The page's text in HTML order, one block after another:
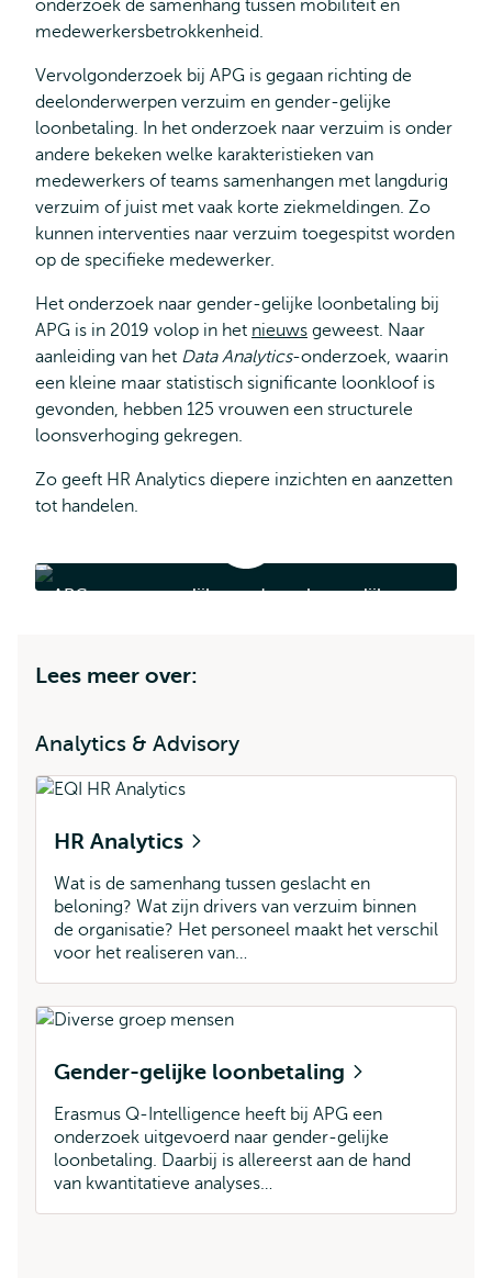
onderzoek de samenhang tussen mobiliteit en
medewerkersbetrokkenheid.
Vervolgonderzoek bij APG is gegaan richting de
deelonderwerpen verzuim en gender-gelijke
loonbetaling. In het onderzoek naar verzuim is onder
andere bekeken welke karakteristieken van
medewerkers of teams samenhangen met langdurig
verzuim of juist met vaak korte ziekmeldingen. Zo
kunnen interventies naar verzuim toegespitst worden
op de specifieke medewerker.
Het onderzoek naar gender-gelijke loonbetaling bij
APG is in 2019 volop in het nieuws geweest. Naar
aanleiding van het Data Analytics-onderzoek, waarin
een kleine maar statistisch significante loonkloof is
gevonden, hebben 125 vrouwen een structurele
loonsverhoging gekregen.
Zo geeft HR Analytics diepere inzichten en aanzetten
tot handelen.
gaat
APG gaat vrouwelijke medewerkers gelijk
Lees meer over:
Analytics & Advisory
HR Analytics
Wat is de samenhang tussen geslacht en
beloning? Wat zijn drivers van verzuim binnen
de organisatie? Het personeel maakt het verschil
voor het realiseren van…
Gender-gelijke loonbetaling
Erasmus Q-Intelligence heeft bij APG een
onderzoek uitgevoerd naar gender-gelijke
loonbetaling. Daarbij is allereerst aan de hand
van kwantitatieve analyses…